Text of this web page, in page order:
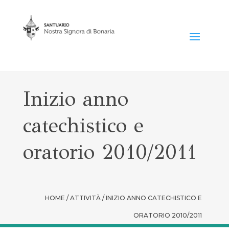
Inizio anno
catechistico e
oratorio 2010/2011
HOME / ATTIVITÀ / INIZIO ANNO CATECHISTICO E
ORATORIO 2010/2011